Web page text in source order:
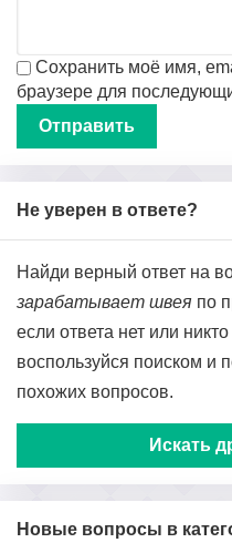
Сохранить моё имя,
браузере для
Не уверен в ответе?
Найди верный ответ на
зарабатывает швея по
если ответа нет или
воспользуйся поиском и
похожих вопросов.
Искать
Новые вопросы в